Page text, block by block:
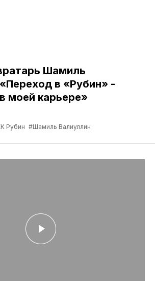
Шамиль
в «Рубин» -
моей карьере»
Рубин #Шамиль Валиуллин